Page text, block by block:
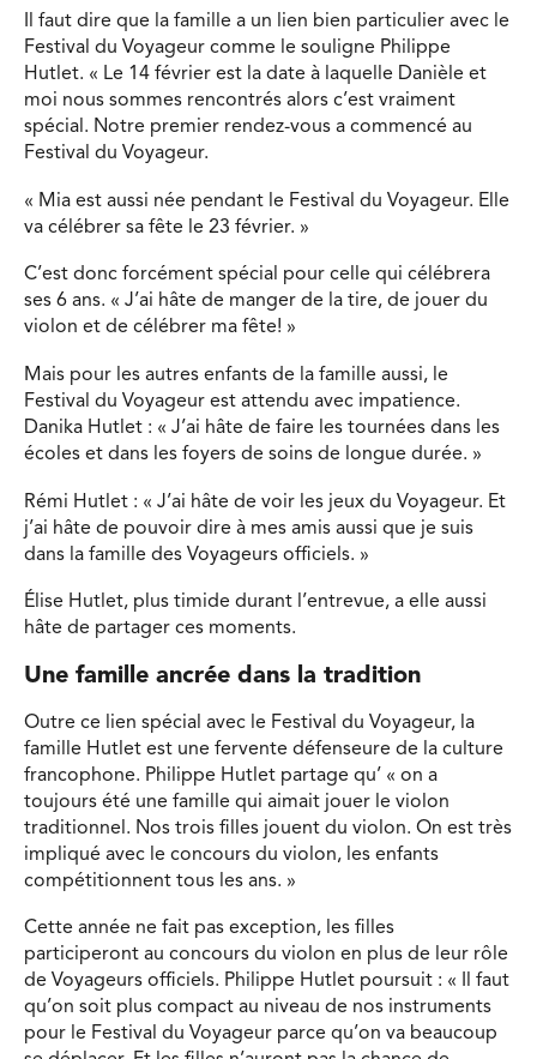
Il faut dire que la famille a un lien bien particulier avec le
Festival du Voyageur comme le souligne Philippe
Hutlet. « Le 14 février est la date à laquelle Danièle et
moi nous sommes rencontrés alors c’est vraiment
spécial. Notre premier rendez-vous a commencé au
Festival du Voyageur.
« Mia est aussi née pendant le Festival du Voyageur. Elle
va célébrer sa fête le 23 février. »
C’est donc forcément spécial pour celle qui célébrera
ses 6 ans. « J’ai hâte de manger de la tire, de jouer du
violon et de célébrer ma fête! »
Mais pour les autres enfants de la famille aussi, le
Festival du Voyageur est attendu avec impatience.
Danika Hutlet : « J’ai hâte de faire les tournées dans les
écoles et dans les foyers de soins de longue durée. »
Rémi Hutlet : « J’ai hâte de voir les jeux du Voyageur. Et
j’ai hâte de pouvoir dire à mes amis aussi que je suis
dans la famille des Voyageurs officiels. »
Élise Hutlet, plus timide durant l’entrevue, a elle aussi
hâte de partager ces moments.
Une famille ancrée dans la tradition
Outre ce lien spécial avec le Festival du Voyageur, la
famille Hutlet est une fervente défenseure de la culture
francophone. Philippe Hutlet partage qu’ « on a
toujours été une famille qui aimait jouer le violon
traditionnel. Nos trois filles jouent du violon. On est très
impliqué avec le concours du violon, les enfants
compétitionnent tous les ans. »
Cette année ne fait pas exception, les filles
participeront au concours du violon en plus de leur rôle
de Voyageurs officiels. Philippe Hutlet poursuit : « Il faut
qu’on soit plus compact au niveau de nos instruments
pour le Festival du Voyageur parce qu’on va beaucoup